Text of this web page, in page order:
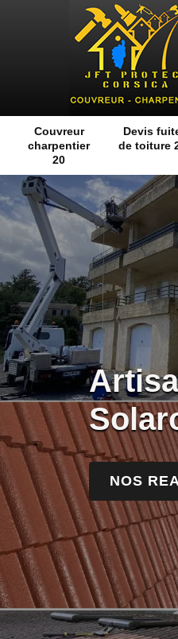
Couvreur
charpentier
20
Devis
de toiture
NOS